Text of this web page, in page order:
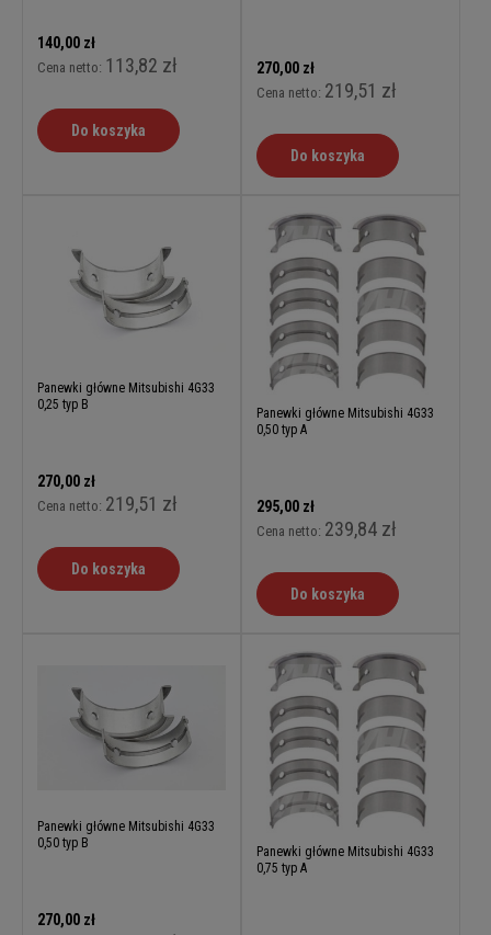
140,00 zł
Cena netto: 113,82 zł
Do koszyka
270,00 zł
Cena netto: 219,51 zł
Do koszyka
Panewki główne Mitsubishi 4G33
0,25 typ B
270,00 zł
Cena netto: 219,51 zł
Do koszyka
Panewki główne Mitsubishi 4G33
0,50 typ A
295,00 zł
Cena netto: 239,84 zł
Do koszyka
Panewki główne Mitsubishi 4G33
0,50 typ B
270,00 zł
Panewki główne Mitsubishi 4G33
0,75 typ A